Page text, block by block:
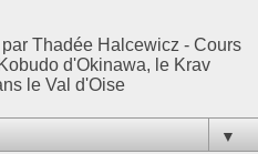
Thadée Halcewicz - Cours
d'Okinawa, le Krav
le Val d'Oise
▼